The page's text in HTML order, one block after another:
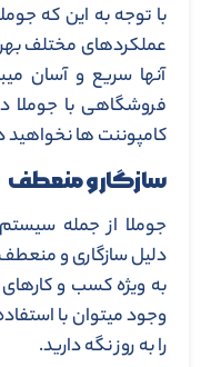
با توجه به این که
عملکردهای مختلف
آنها سریع و آسان
فروشگاهی با جوملا
کامپوننت ها
سازگار و منعطف
جوملا از جمله
دلیل سازگاری و
به ویژه کسب و
را به روز نگه دارید.